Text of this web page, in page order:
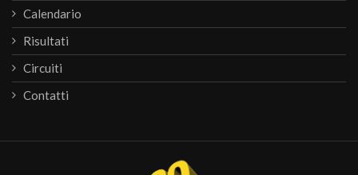
Calendario
Risultati
Circuiti
Contatti